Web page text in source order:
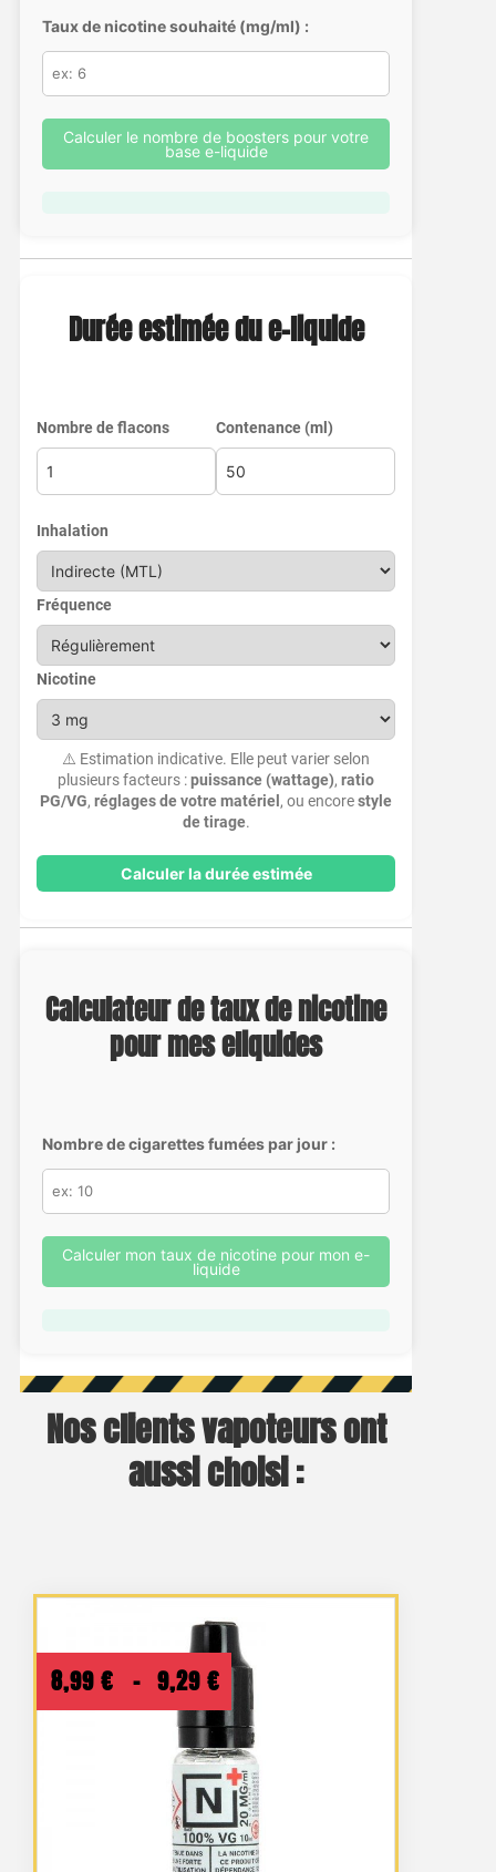
Taux de nicotine souhaité (mg/ml) :
Calculer le nombre de boosters pour votre
base e-liquide
Durée estimée du e-liquide
Nombre de flacons Contenance (ml)
Inhalation
Fréquence
Nicotine
⚠️ Estimation indicative. Elle peut varier selon
plusieurs facteurs :puissance (wattage),ratio
PG/VG,réglages de votre matériel , ou encorestyle
de tirage.
Calculer la durée estimée
Calculateur de taux de nicotine
pour mes eliquides
Nombre de cigarettes fumées par jour :
Calculer mon taux de nicotine pour mon e-
liquide
Nos clients vapoteurs ont
aussi choisi :
8,99 € – 9,29 € Plage
de
prix :
8,99 €
à